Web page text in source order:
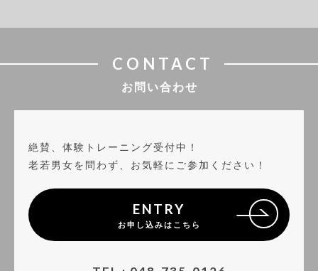
CONTACT
お問い合わせ
絶賛、体験トレーニング受付中！
老若男女を問わず、お気軽にご参加ください！
ENTRY
お申し込みはこちら